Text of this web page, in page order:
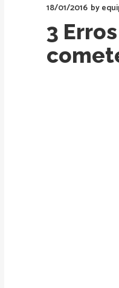
18/01/2016 by
3